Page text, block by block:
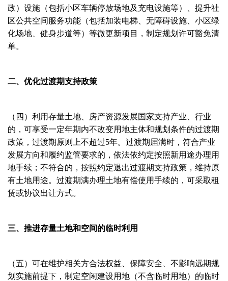
政）设施（包括小区车辆停放场地及充电设施等）、提升社
区公共空间服务功能（包括加装电梯、无障碍设施、小区绿
化场地、健身步道等）等微更新项目，制定规划许可豁免清
单。
二、优化过渡期支持政策
（四）利用存量土地、房产资源发展国家支持产业、行业
的，可享受一定年期内不改变用地主体和规划条件的过渡期
政策，过渡期原则上不超过5年。过渡期届满时，符合产业
发展方向和履约监管要求的，依法依约定按照新用途办理用
地手续；不符合的，按照约定退出过渡期支持政策，维持原
有土地用途。过渡期满办理土地有偿使用手续的，可采取租
赁或协议出让方式。
三、推进存量土地和空间的临时利用
（五）可在维护相关方合法权益、保障安全、不影响远期规
划实施前提下，制定空闲建设用地（不含临时用地）的临时